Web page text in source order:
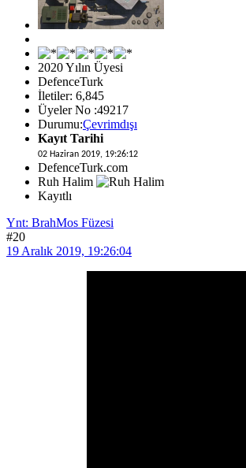
2020 Yılın Üyesi
DefenceTurk
İletiler: 6,845
Üyeler No :49217
Durumu:Çevrimdışı
Kayıt Tarihi
02 Haziran 2019, 19:26:12
DefenceTurk.com
Ruh Halim
Kayıtlı
Ynt: BrahMos Füzesi
#20
19 Aralık 2019, 19:26:04